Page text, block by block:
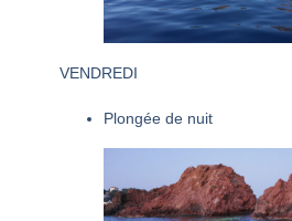
VENDREDI
Plongée de nuit